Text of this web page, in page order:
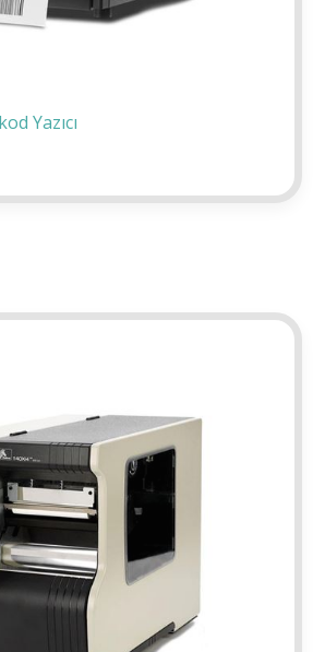
Yazıcı